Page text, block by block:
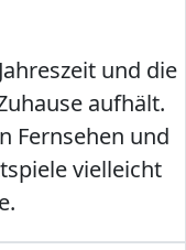
und die
aufhält.
Fernsehen und
vielleicht